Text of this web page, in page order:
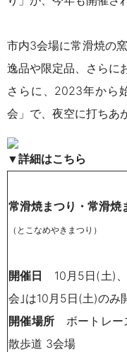
市内3会場に常滑焼の
逸品や限定品、さらに
さらに、2023年から
会」で、夜空に打ちあ
▼詳細はこちら
常滑焼まつり・常滑焼
（とこなめやきまつり）
開催日
10月5日(土)
会｣は10月5日(土)のみ
開催場所
ボートレ
散歩道 3会場